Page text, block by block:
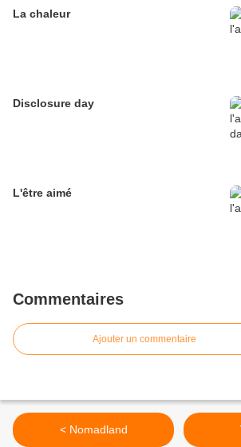
La chaleur
Disclosure day
L'être aimé
Commentaires
Ajouter un commentaire
< Nomadland